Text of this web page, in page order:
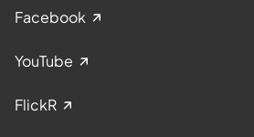
Facebook
YouTube
FlickR